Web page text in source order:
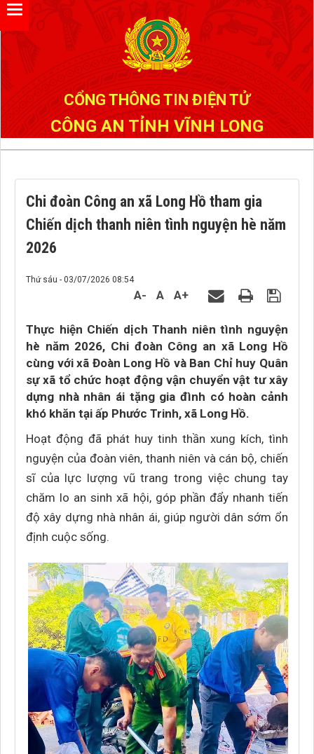
CỔNG THÔNG TIN ĐIỆN TỬ
CÔNG AN TỈNH VĨNH LONG
Chi đoàn Công an xã Long Hồ tham gia
Chiến dịch thanh niên tình nguyện hè năm
2026
Thứ sáu - 03/07/2026 08:54
A- A A+
Thực hiện Chiến dịch Thanh niên tình nguyện
hè năm 2026, Chi đoàn Công an xã Long Hồ
cùng với xã Đoàn Long Hồ và Ban Chỉ huy Quân
sự xã tổ chức hoạt động vận chuyển vật tư xây
dựng nhà nhân ái tặng gia đình có hoàn cảnh
khó khăn tại ấp Phước Trinh, xã Long Hồ.
Hoạt động đã phát huy tinh thần xung kích, tình
nguyện của đoàn viên, thanh niên và cán bộ, chiến
sĩ của lực lượng vũ trang trong việc chung tay
chăm lo an sinh xã hội, góp phần đẩy nhanh tiến
độ xây dựng nhà nhân ái, giúp người dân sớm ổn
định cuộc sống.